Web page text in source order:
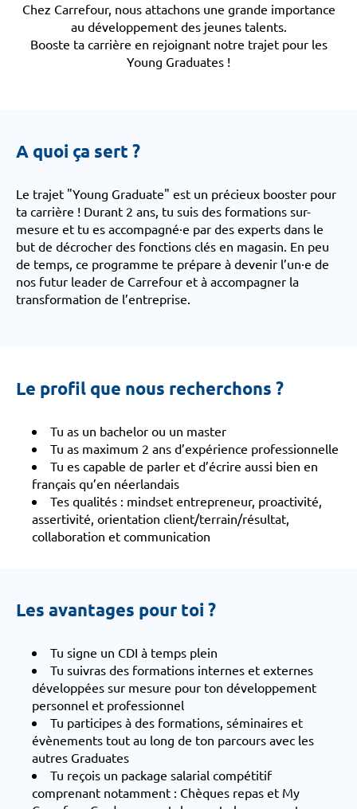
Chez Carrefour, nous attachons une grande importance
au développement des jeunes talents.
Booste ta carrière en rejoignant notre trajet pour les
Young Graduates !
A quoi ça sert ?
Le trajet "Young Graduate" est un précieux booster pour
ta carrière ! Durant 2 ans, tu suis des formations sur-
mesure et tu es accompagné·e par des experts dans le
but de décrocher des fonctions clés en magasin. En peu
de temps, ce programme te prépare à devenir l’un·e de
nos futur leader de Carrefour et à accompagner la
transformation de l’entreprise.
Le profil que nous recherchons ?
Tu as un bachelor ou un master
Tu as maximum 2 ans d’expérience professionnelle
Tu es capable de parler et d’écrire aussi bien en
français qu’en néerlandais
Tes qualités : mindset entrepreneur, proactivité,
assertivité, orientation client/terrain/résultat,
collaboration et communication
Les avantages pour toi ?
Tu signe un CDI à temps plein
Tu suivras des formations internes et externes
développées sur mesure pour ton développement
personnel et professionnel
Tu participes à des formations, séminaires et
évènements tout au long de ton parcours avec les
autres Graduates
Tu reçois un package salarial compétitif
comprenant notamment : Chèques repas et My